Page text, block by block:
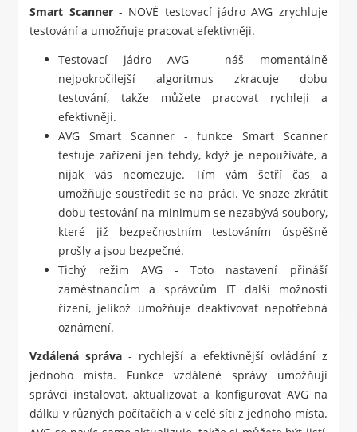
Smart Scanner- NOVÉ testovací jádro AVG zrychluje
testování a umožňuje pracovat efektivněji.
Testovací jádro AVG - náš momentálně
nejpokročilejší algoritmus zkracuje dobu
testování, takže můžete pracovat rychleji a
efektivněji.
AVG Smart Scanner - funkce Smart Scanner
testuje zařízení jen tehdy, když je nepoužíváte, a
nijak vás neomezuje. Tím vám šetří čas a
umožňuje soustředit se na práci. Ve snaze zkrátit
dobu testování na minimum se nezabývá soubory,
které již bezpečnostním testováním úspěšně
prošly a jsou bezpečné.
Tichý režim AVG - Toto nastavení přináší
zaměstnancům a správcům IT další možnosti
řízení, jelikož umožňuje deaktivovat nepotřebná
oznámení.
Vzdálená správa - rychlejší a efektivnější ovládání z
jednoho místa. Funkce vzdálené správy umožňují
správci instalovat, aktualizovat a konfigurovat AVG na
dálku v různých počítačích a v celé síti z jednoho místa.